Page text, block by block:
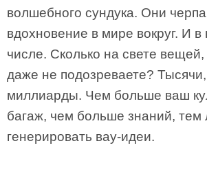
волшебного сундука. Они
вдохновение в мире вокруг. И в
числе. Сколько на свете
даже не подозреваете?
миллиарды. Чем больше ваш
багаж, чем больше знаний, тем
генерировать вау-идеи.